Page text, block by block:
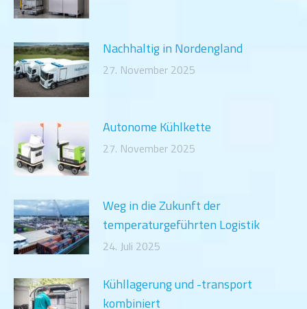
Nachhaltig in Nordengland
27. November 2025
Autonome Kühlkette
27. November 2025
Weg in die Zukunft der
temperaturgeführten Logistik
24. Juli 2025
Kühllagerung und -transport
kombiniert